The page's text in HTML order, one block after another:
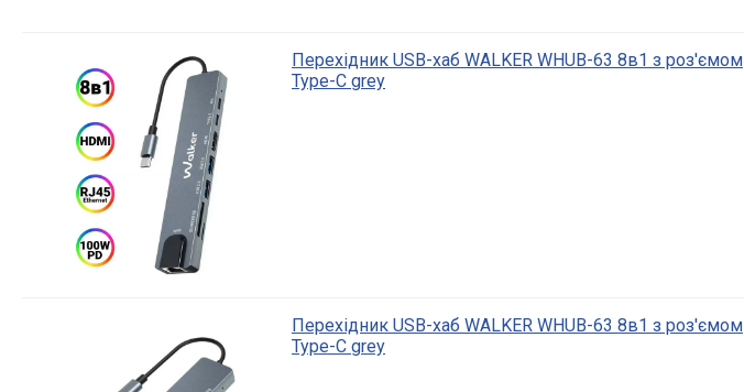
Перехідник USB-хаб WALKER WHUB-63 8в1 з роз'ємом
Type-C grey
Перехідник USB-хаб WALKER WHUB-63 8в1 з роз'ємом
Type-C grey